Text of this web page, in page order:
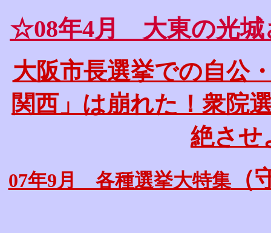
☆08年4月 大東の光城
大阪市長選挙での自公
関西」は崩れた！衆院
絶させ
07年9月 各種選挙大特集（